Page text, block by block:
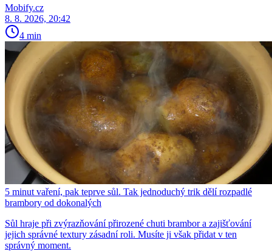
Mobify.cz
8. 8. 2026, 20:42
4 min
5 minut vaření, pak teprve sůl. Tak jednoduchý trik dělí rozpadlé
brambory od dokonalých
Sůl hraje při zvýrazňování přirozené chuti brambor a zajišťování
jejich správné textury zásadní roli. Musíte ji však přidat v ten
správný moment.